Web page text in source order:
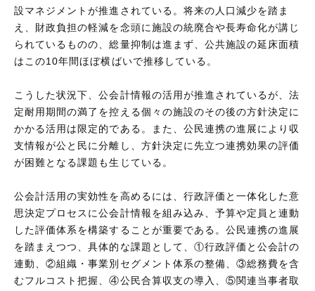
設マネジメントが推進されている。将来の人口減少を踏ま
え、財政負担の軽減を念頭に施設の統廃合や長寿命化が講じ
られているものの、総量抑制は進まず、公共施設の延床面積
はこの10年間ほぼ横ばいで推移している。
こうした状況下、公会計情報の活用が推進されているが、法
定耐用期間の満了を控える個々の施設のその後の方針決定に
かかる活用は限定的である。また、公民連携の進展により収
支情報が公と民に分離し、方針決定に先立つ連携効果の評価
が困難となる課題も生じている。
公会計活用の実効性を高めるには、行政評価と一体化した意
思決定プロセスに公会計情報を組み込み、予算や定員と連動
した評価体系を構築することが重要である。公民連携の進展
を踏まえつつ、具体的な課題として、①行政評価と公会計の
連動、②組織・事業別セグメント体系の整備、③総務費を含
むフルコスト把握、④公民合算収支の導入、⑤関連当事者取